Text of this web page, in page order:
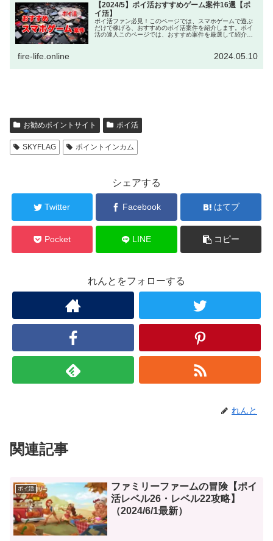
【2024/5】ポイ活おすすめゲーム案件16選【ポ
イ活】
ポイ活ファン必見！このページでは、スマホゲームで遊ぶ
だけで稼げる、おすすめのポイ活案件を紹介します。ポイ
活の達人このページでは、おすすめ案件を厳選して紹介す
fire-life.online 2024.05.10
お勧めポイントサイト ポイ活
SKYFLAG ポイントインカム
シェアする
Twitter Facebook はてブ
Pocket LINE コピー
れんとをフォローする
れんと
関連記事
ポイ活
ファミリーファームの冒険【ポイ
活レベル26・レベル22攻略】
（2024/6/1最新）